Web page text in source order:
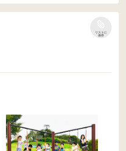
リストに
保存